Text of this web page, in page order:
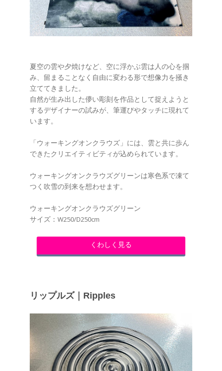
夏空の雲や夕焼けなど、空に浮かぶ雲は人の心を掴
み、留まることなく自由に変わる形で想像力を掻き
立ててきました。
自然が生み出した儚い彫刻を作品として捉えようと
するデザイナーの試みが、筆運びやタッチに現れて
います。
「ウォーキングオンクラウズ」には、雲と共に歩ん
できたクリエイティビティが込められています。
ウォーキングオンクラウズグリーンは寒色系で凍て
つく吹雪の到来を想わせます。
ウォーキングオンクラウズグリーン
サイズ：W250/D250cm
くわしく見る
リップルズ｜Ripples